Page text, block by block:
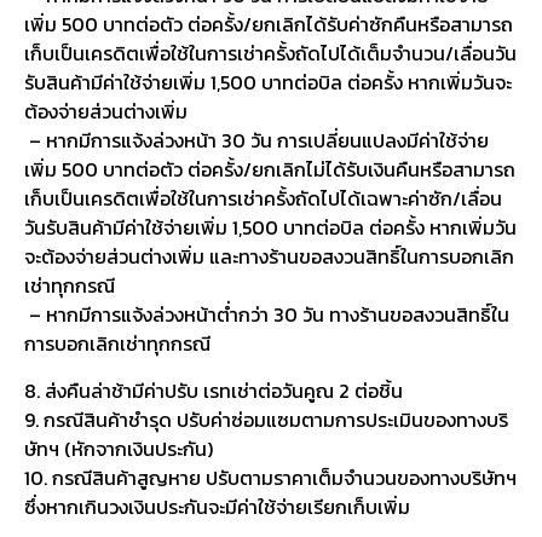
เพิ่ม 500 บาทต่อตัว ต่อครั้ง/ยกเลิกได้รับค่าซักคืนหรือสามารถ
เก็บเป็นเครดิตเพื่อใช้ในการเช่าครั้งถัดไปได้เต็มจำนวน/เลื่อนวัน
รับสินค้ามีค่าใช้จ่ายเพิ่ม 1,500 บาทต่อบิล ต่อครั้ง หากเพิ่มวันจะ
ต้องจ่ายส่วนต่างเพิ่ม
– หากมีการแจ้งล่วงหน้า 30 วัน การเปลี่ยนแปลงมีค่าใช้จ่าย
เพิ่ม 500 บาทต่อตัว ต่อครั้ง/ยกเลิกไม่ได้รับเงินคืนหรือสามารถ
เก็บเป็นเครดิตเพื่อใช้ในการเช่าครั้งถัดไปได้เฉพาะค่าซัก/เลื่อน
วันรับสินค้ามีค่าใช้จ่ายเพิ่ม 1,500 บาทต่อบิล ต่อครั้ง หากเพิ่มวัน
จะต้องจ่ายส่วนต่างเพิ่ม และทางร้านขอสงวนสิทธิ์ในการบอกเลิก
เช่าทุกกรณี
– หากมีการแจ้งล่วงหน้าต่ำกว่า 30 วัน ทางร้านขอสงวนสิทธิ์ใน
การบอกเลิกเช่าทุกกรณี
8. ส่งคืนล่าช้ามีค่าปรับ เรทเช่าต่อวันคูณ 2 ต่อชิ้น
9. กรณีสินค้าชำรุด ปรับค่าซ่อมแซมตามการประเมินของทางบริ
ษัทฯ (หักจากเงินประกัน)
10. กรณีสินค้าสูญหาย ปรับตามราคาเต็มจำนวนของทางบริษัทฯ
ซึ่งหากเกินวงเงินประกันจะมีค่าใช้จ่ายเรียกเก็บเพิ่ม